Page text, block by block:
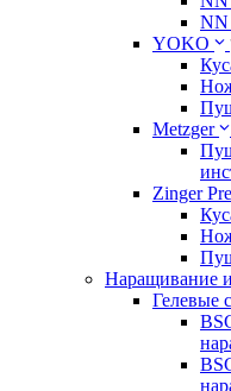
YOKO
Metzger
Zinger
Наращивание
Гелевые